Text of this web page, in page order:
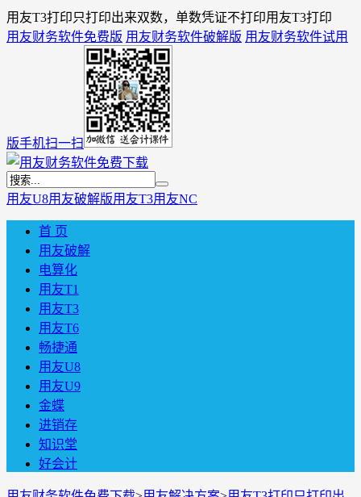
用友T3打印只打印出来双数，单数凭证不打印用友T3打印
用友财务软件免费版 用友财务软件破解版 用友财务软件试用
版手机扫一扫
用友U8用友破解版用友T3用友NC
首 页
用友破解
电算化
用友T1
用友T3
用友T6
畅捷通
用友U8
用友U9
金蝶
进销存
知识堂
好会计